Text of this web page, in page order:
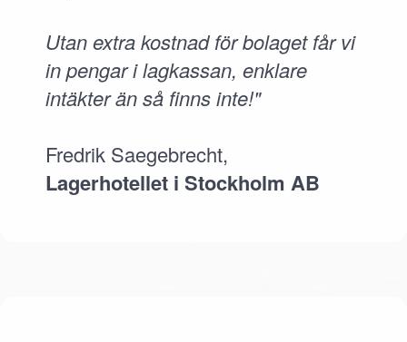
Utan extra kostnad för bolaget får vi
in pengar i lagkassan, enklare
intäkter än så finns inte!"
Fredrik Saegebrecht,
Lagerhotellet i Stockholm AB